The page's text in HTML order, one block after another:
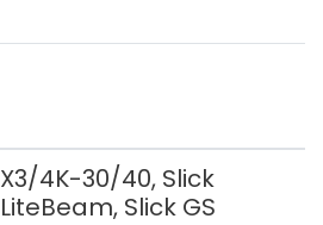
X3/4K-30/40, Slick
LiteBeam, Slick GS